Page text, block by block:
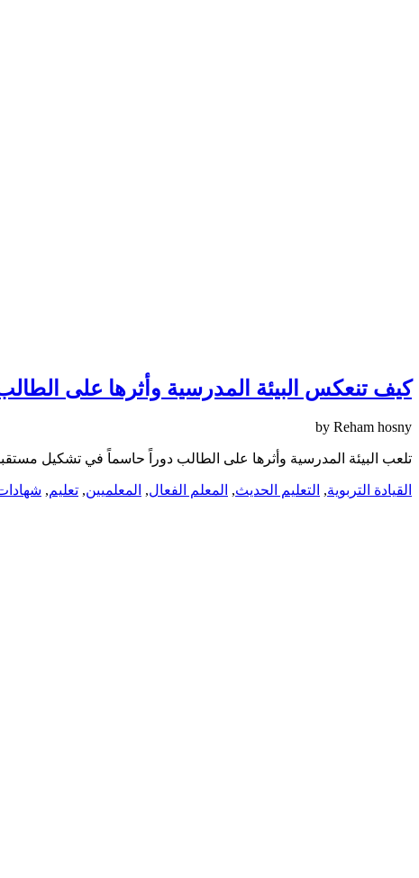
كيف تنعكس البيئة المدرسية وأثرها على
by Reham hosny
تلعب البيئة المدرسية وأثرها على الطالب دوراً حاسماً في تشكيل
القيادة التربوية, التعليم الحديث, المعلم الفعال, المعلميين, تعليم,